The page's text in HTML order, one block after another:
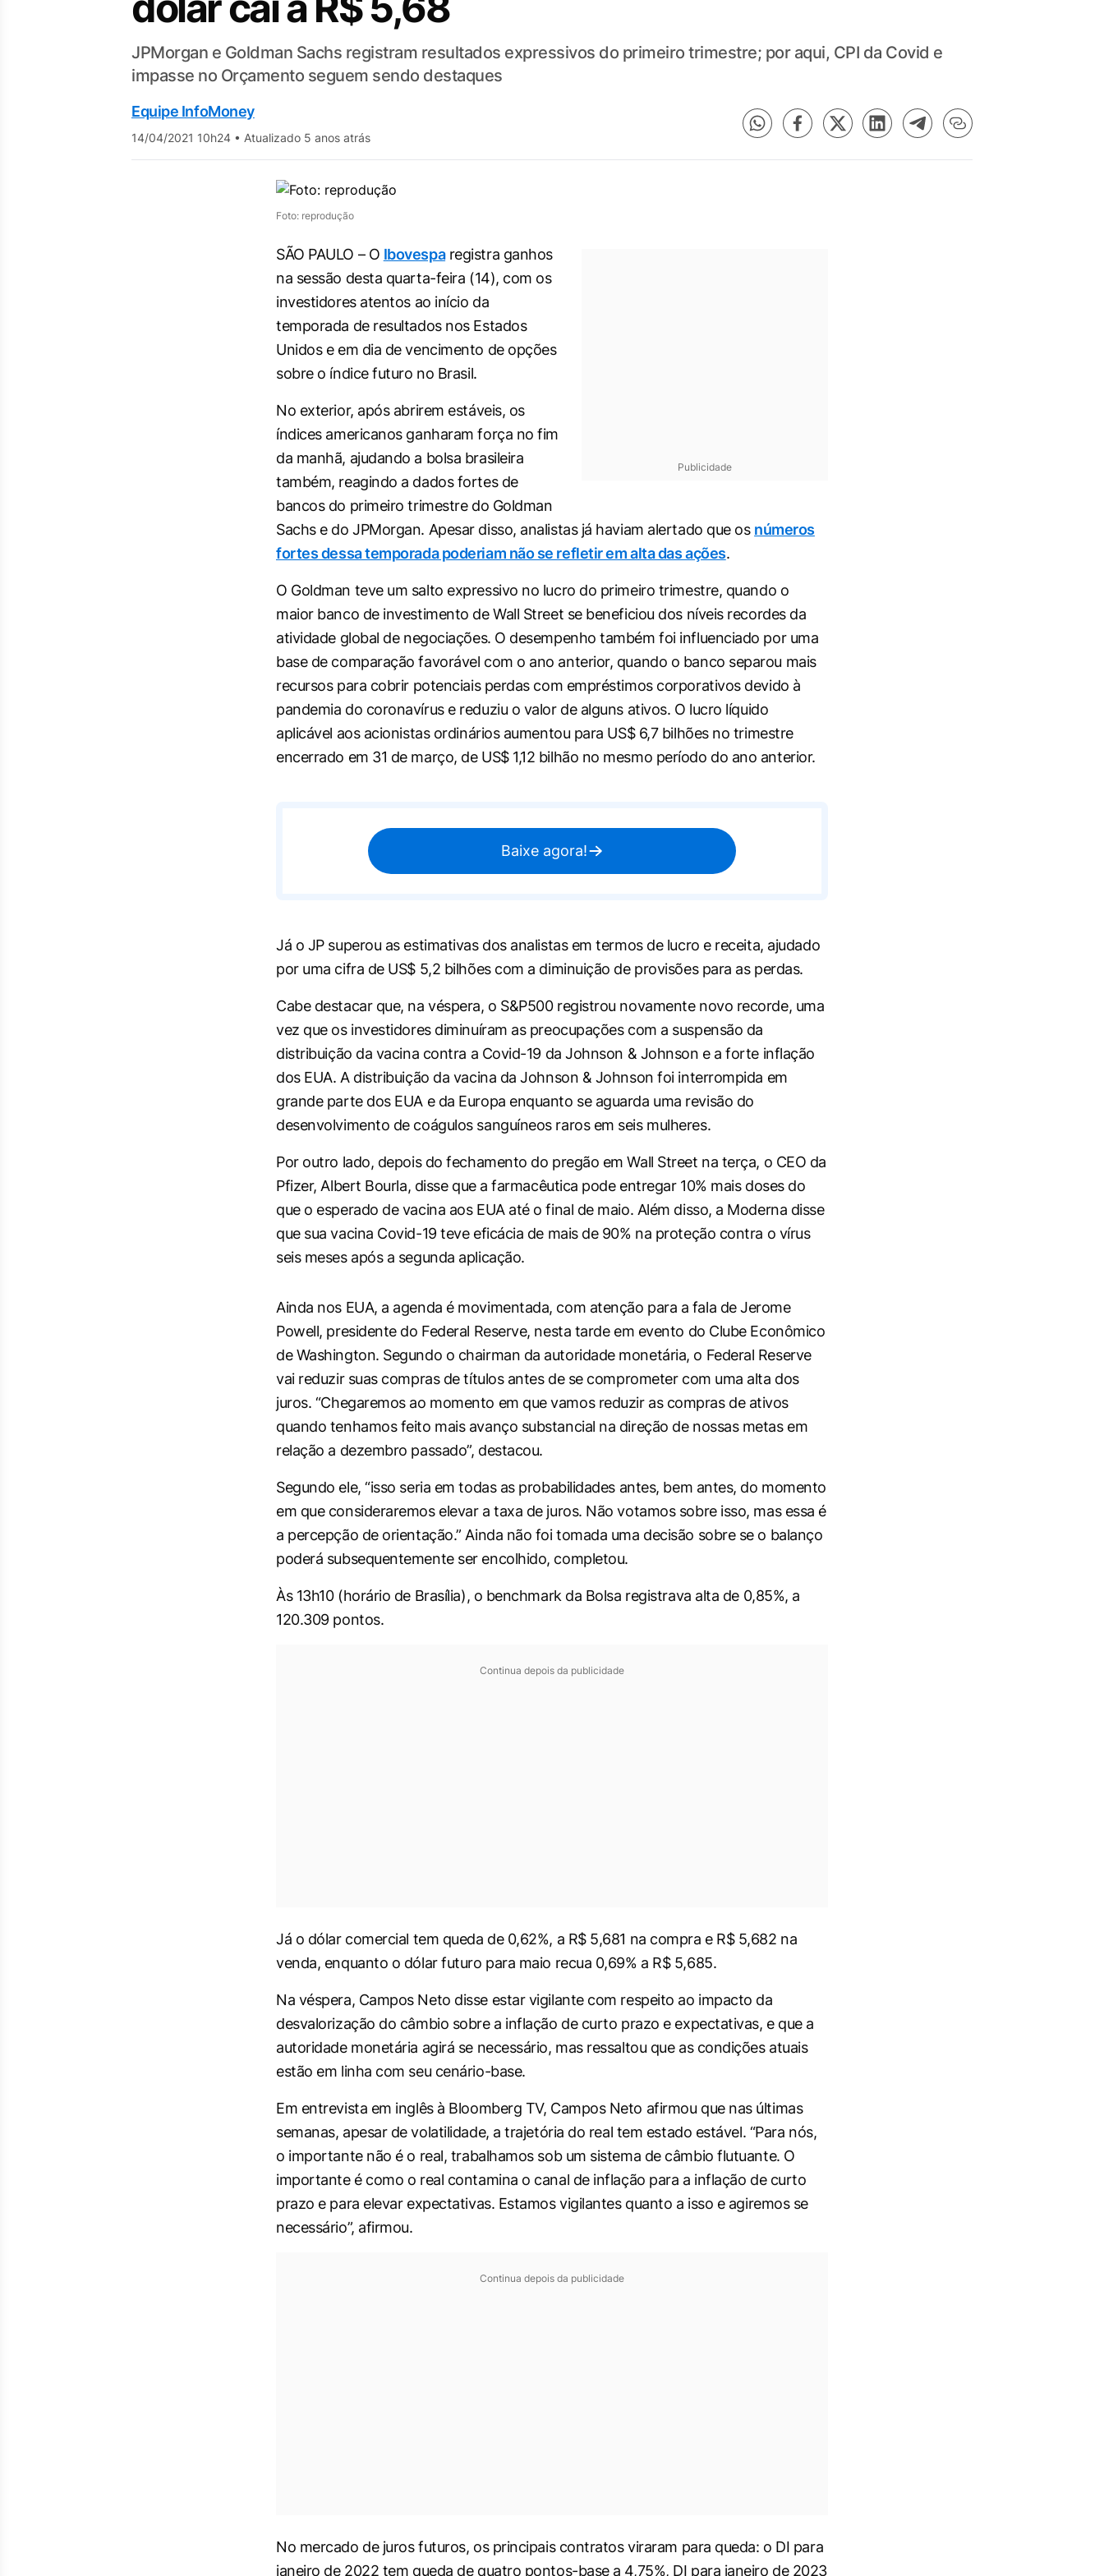
JPMorgan e Goldman Sachs registram resultados expressivos do primeiro trimestre; por aqui, CPI da Covid e
impasse no Orçamento seguem sendo destaques
Equipe InfoMoney
14/04/2021 10h24 • Atualizado 5 anos atrás
Foto: reprodução
Publicidade
SÃO PAULO – O Ibovesparegistra ganhos
na sessão desta quarta-feira (14), com os
investidores atentos ao início da
temporada de resultados nos Estados
Unidos e em dia de vencimento de opções
sobre o índice futuro no Brasil.
No exterior, após abrirem estáveis, os
índices americanos ganharam força no fim
da manhã, ajudando a bolsa brasileira
também, reagindo a dados fortes de
bancos do primeiro trimestre do Goldman
Sachs e do JPMorgan. Apesar disso, analistas já haviam alertado que os números
fortes dessa temporada poderiam não se refletir em alta das ações.
O Goldman teve um salto expressivo no lucro do primeiro trimestre, quando o
maior banco de investimento de Wall Street se beneficiou dos níveis recordes da
atividade global de negociações. O desempenho também foi influenciado por uma
base de comparação favorável com o ano anterior, quando o banco separou mais
recursos para cobrir potenciais perdas com empréstimos corporativos devido à
pandemia do coronavírus e reduziu o valor de alguns ativos. O lucro líquido
aplicável aos acionistas ordinários aumentou para US$ 6,7 bilhões no trimestre
encerrado em 31 de março, de US$ 1,12 bilhão no mesmo período do ano anterior.
Baixe agora!
Já o JP superou as estimativas dos analistas em termos de lucro e receita, ajudado
por uma cifra de US$ 5,2 bilhões com a diminuição de provisões para as perdas.
Cabe destacar que, na véspera, o S&P500 registrou novamente novo recorde, uma
vez que os investidores diminuíram as preocupações com a suspensão da
distribuição da vacina contra a Covid-19 da Johnson & Johnson e a forte inflação
dos EUA. A distribuição da vacina da Johnson & Johnson foi interrompida em
grande parte dos EUA e da Europa enquanto se aguarda uma revisão do
desenvolvimento de coágulos sanguíneos raros em seis mulheres.
Por outro lado, depois do fechamento do pregão em Wall Street na terça, o CEO da
Pfizer, Albert Bourla, disse que a farmacêutica pode entregar 10% mais doses do
que o esperado de vacina aos EUA até o final de maio. Além disso, a Moderna disse
que sua vacina Covid-19 teve eficácia de mais de 90% na proteção contra o vírus
seis meses após a segunda aplicação.
Ainda nos EUA, a agenda é movimentada, com atenção para a fala de Jerome
Powell, presidente do Federal Reserve, nesta tarde em evento do Clube Econômico
de Washington. Segundo o chairman da autoridade monetária, o Federal Reserve
vai reduzir suas compras de títulos antes de se comprometer com uma alta dos
juros. “Chegaremos ao momento em que vamos reduzir as compras de ativos
quando tenhamos feito mais avanço substancial na direção de nossas metas em
relação a dezembro passado”, destacou.
Segundo ele, “isso seria em todas as probabilidades antes, bem antes, do momento
em que consideraremos elevar a taxa de juros. Não votamos sobre isso, mas essa é
a percepção de orientação.” Ainda não foi tomada uma decisão sobre se o balanço
poderá subsequentemente ser encolhido, completou.
Às 13h10 (horário de Brasília), o benchmark da Bolsa registrava alta de 0,85%, a
120.309 pontos.
Continua depois da publicidade
Já o dólar comercial tem queda de 0,62%, a R$ 5,681 na compra e R$ 5,682 na
venda, enquanto o dólar futuro para maio recua 0,69% a R$ 5,685.
Na véspera, Campos Neto disse estar vigilante com respeito ao impacto da
desvalorização do câmbio sobre a inflação de curto prazo e expectativas, e que a
autoridade monetária agirá se necessário, mas ressaltou que as condições atuais
estão em linha com seu cenário-base.
Em entrevista em inglês à Bloomberg TV, Campos Neto afirmou que nas últimas
semanas, apesar de volatilidade, a trajetória do real tem estado estável. “Para nós,
o importante não é o real, trabalhamos sob um sistema de câmbio flutuante. O
importante é como o real contamina o canal de inflação para a inflação de curto
prazo e para elevar expectativas. Estamos vigilantes quanto a isso e agiremos se
necessário”, afirmou.
Continua depois da publicidade
No mercado de juros futuros, os principais contratos viraram para queda: o DI para
janeiro de 2022 tem queda de quatro pontos-base a 4,75%, DI para janeiro de 2023